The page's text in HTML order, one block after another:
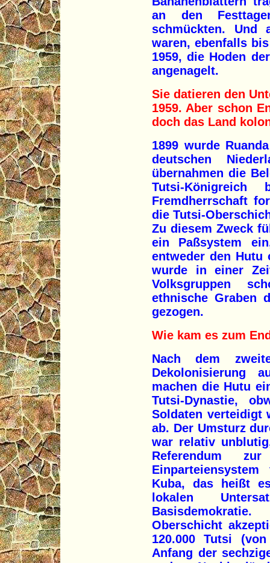
an den
schmückten. Und
waren, ebenfalls
1959, die Hoden
angenagelt.
Sie datieren den
1959. Aber schon
doch das Land
1899 wurde
deutschen
übernahmen die
Tutsi-
Fremdherrschaft
die Tutsi-
Zu diesem Zweck
ein Paßsystem
entweder den Hutu
wurde in einer
Volksgruppen
ethnische Graben
gezogen.
Wie kam es zum
Nach dem
Dekolonisierung
machen die Hutu
Tutsi-Dynastie,
Soldaten verteidigt
ab. Der Umsturz
war relativ
Referendum
Kuba, das heißt
lokalen
Oberschicht
120.000 Tutsi
Anfang der